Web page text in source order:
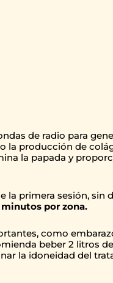
de radio para
la producción de
la papada y
la primera sesión, sin
minutos por zona.
como
beber 2 litros
la idoneidad del